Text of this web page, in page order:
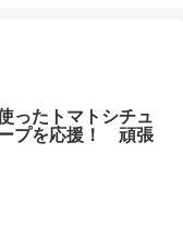
ったトマトシチュ
プを応援！ 頑張